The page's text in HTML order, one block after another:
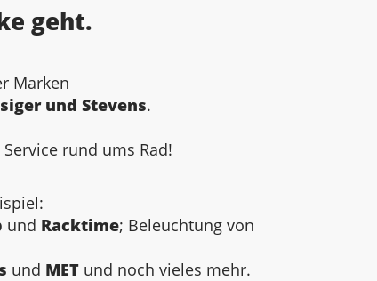
geht.
Marken
und Stevens.
rund ums Rad!
und Racktime; Beleuchtung von
und MET und noch vieles mehr.